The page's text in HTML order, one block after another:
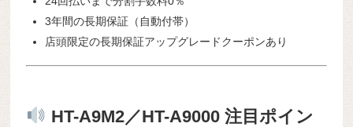
3年間の長期保証（自動付帯）
店頭限定の長期保証アップグレードクーポンあり
HT-A9M2／HT-A9000 注目ポイン